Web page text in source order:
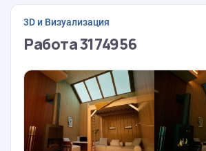
3D и Визуализация
Работа 3174956